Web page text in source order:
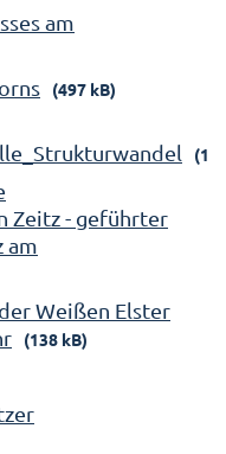
am
(497 kB)
Zeitz - geführter
am
Weißen Elster
(138 kB)